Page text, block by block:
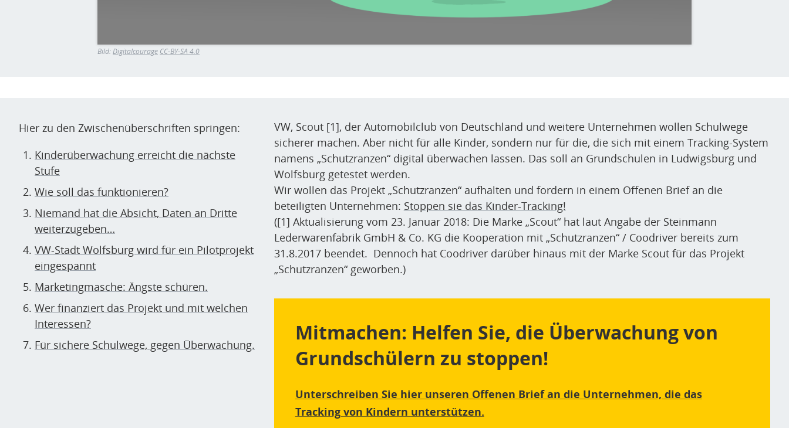
Bild:Digitalcourage CC-BY-SA 4.0
Hier zu den Zwischenüberschriften springen:
Kinderüberwachung erreicht die nächste
Stufe
Wie soll das funktionieren?
Niemand hat die Absicht, Daten an Dritte
weiterzugeben…
VW-Stadt Wolfsburg wird für ein Pilotprojekt
eingespannt
Marketingmasche: Ängste schüren.
Wer finanziert das Projekt und mit welchen
Interessen?
Für sichere Schulwege, gegen Überwachung.
VW, Scout [1], der Automobilclub von Deutschland und weitere Unternehmen wollen Schulwege
sicherer machen. Aber nicht für alle Kinder, sondern nur für die, die sich mit einem Tracking-System
namens „Schutzranzen“ digital überwachen lassen. Das soll an Grundschulen in Ludwigsburg und
Wolfsburg getestet werden.
Wir wollen das Projekt „Schutzranzen“ aufhalten und fordern in einem Offenen Brief an die
beteiligten Unternehmen: Stoppen sie das Kinder-Tracking!
([1] Aktualisierung vom 23. Januar 2018: Die Marke „Scout“hat laut Angabe der Steinmann
Lederwarenfabrik GmbH & Co. KG die Kooperation mit „Schutzranzen“/ Coodriver bereits zum
31.8.2017 beendet. Dennoch hat Coodriver darüber hinaus mit der Marke Scout für das Projekt
„Schutzranzen“ geworben.)
Mitmachen: Helfen Sie, die Überwachung von
Grundschülern zu stoppen!
Unterschreiben Sie hier unseren Offenen Brief an die Unternehmen, die das
Tracking von Kindern unterstützen.